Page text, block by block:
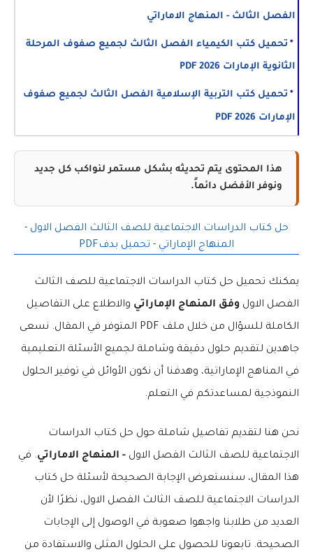
الفصل الثالث - المنهاج الاماراتي
تحميل كتب الكيمياء الفصل الثالث لجميع صفوف المرحلة
الثانوية الإمارات 2026 PDF
تحميل كتب التربية الإسلامية الفصل الثالث لجميع صفوف
الإمارات 2026 PDF
هذا المحتوى يتم تحديثه بشكل مستمر لنواكب كل جديد
ونوفر الأفضل دائماً.
حل كتاب الدراسات الاجتماعية للصف الثالث الفصل الاول -
المنهاج الإماراتي - تحميل بدفPDF
يمكنك تحميل حل كتاب الدراسات الاجتماعية للصف الثالث
الفصل الاول وفق المنهاج الإماراتي والاطلاع على التفاصيل
الكاملة للسؤال من خلال ملف PDF المتوفر في المقال. نسعى
جاهدين لتقديم حلول دقيقة وشاملة لجميع الأسئلة التعليمية
في المناهج الإماراتية، وهدفنا أن نكون الأوائل في توفير الحلول
النموذجية لمساعدتكم في التعلم.
نحن هنا لتقديم تفاصيل شاملة حول حل كتاب الدراسات
الاجتماعية للصف الثالث الفصل الاول - المنهاج الاماراتي. في
هذا المقال، سنستعرض الإجابة الصحيحة لأسئلة حل كتاب
الدراسات الاجتماعية للصف الثالث الفصل الاول، نظرًا لأن
العديد من طلابنا واجهوا صعوبة في الوصول إلى الإجابات
الصحيحة. تابعونا للحصول على الحلول المثلى والاستفادة من